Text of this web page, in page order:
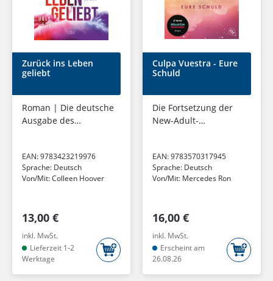
Zurück ins Leben
geliebt
Roman | Die deutsche
Ausgabe des
EAN:9783423219976
Sprache: Deutsch
Von/Mit:Colleen Hoover
13,00 €
inkl. MwSt.
Lieferzeit 1-2
Werktage
Culpa Vuestra - Eure
Schuld
Die Fortsetzung der
New-Adult-
EAN:9783570317945
Sprache: Deutsch
Von/Mit: Mercedes Ron
16,00 €
inkl. MwSt.
Erscheint am
26.08.26